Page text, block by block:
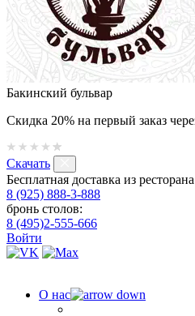
Бакинский бульвар
Скидка 20% на первый заказ
Скачать
Бесплатная доставка из
8 (925) 888-3-888
бронь столов:
8 (495)2-555-666
Войти
О нас